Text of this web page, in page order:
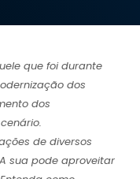
que foi durante
dos
dos
de diversos
sua pode aproveitar